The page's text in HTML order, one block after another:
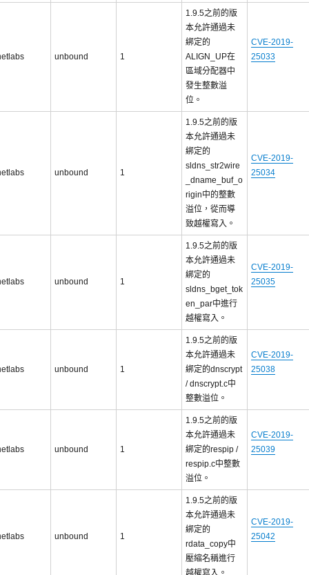
unbound 1
1.9.5之前的版
本允許通過未
綁定的
ALIGN_UP在
區域分配器中
發生整數溢
位。
CVE-2019-
25033
unbound 1
1.9.5之前的版
本允許通過未
綁定的
sldns_str2wire
_dname_buf_o
rigin中的整數
溢位，從而導
致越權寫入。
CVE-2019-
25034
unbound 1
1.9.5之前的版
本允許通過未
綁定的
sldns_bget_tok
en_par中進行
越權寫入。
CVE-2019-
25035
unbound 1
1.9.5之前的版
本允許通過未
綁定的dnscrypt
/ dnscrypt.c中
整數溢位。
CVE-2019-
25038
unbound 1
1.9.5之前的版
本允許通過未
綁定的respip /
respip.c中整數
溢位。
CVE-2019-
25039
unbound 1
1.9.5之前的版
本允許通過未
綁定的
rdata_copy中
壓縮名稱進行
越權寫入。
CVE-2019-
25042